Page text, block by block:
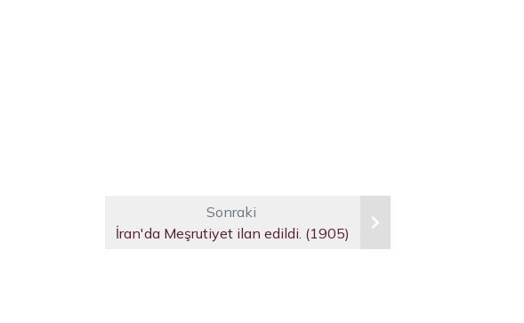
Sonraki
İran'da Meşrutiyet ilan edildi. (1905)